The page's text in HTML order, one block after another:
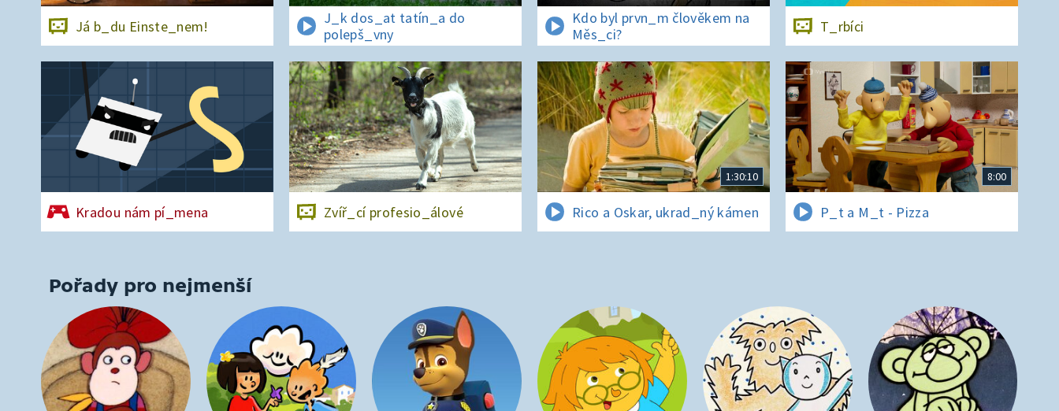
Já b_du Einste_nem!
J_k dos_at tatín_a do
polepš_vny
Kdo byl prvn_m člověkem na
Měs_ci?
T_rbíci
Kradou nám pí_mena Zvíř_cí profesio_álové
1:30:10
Rico a Oskar, ukrad_ný kámen
8:00
P_t a M_t - Pizza
Pořady pro nejmenší